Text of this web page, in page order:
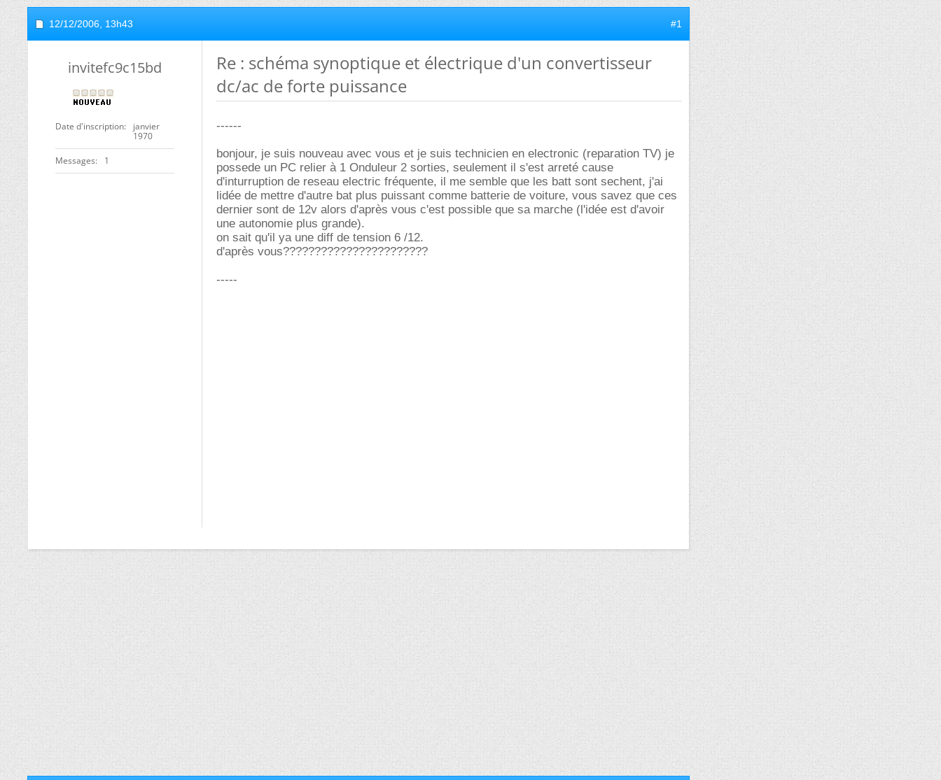
12/12/2006, 13h43 #1
invitefc9c15bd
Date d'inscription
janvier
1970
Messages 1
Re : schéma synoptique et électrique d'un convertisseur
dc/ac de forte puissance
------
bonjour, je suis nouveau avec vous et je suis technicien en electronic (reparation TV) je
possede un PC relier à 1 Onduleur 2 sorties, seulement il s'est arreté cause
d'inturruption de reseau electric fréquente, il me semble que les batt sont sechent, j'ai
lidée de mettre d'autre bat plus puissant comme batterie de voiture, vous savez que ces
dernier sont de 12v alors d'après vous c'est possible que sa marche (l'idée est d'avoir
une autonomie plus grande).
on sait qu'il ya une diff de tension 6 /12.
d'après vous???????????????????????
-----